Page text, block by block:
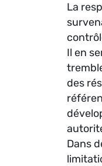
La
Il en
des
Dans